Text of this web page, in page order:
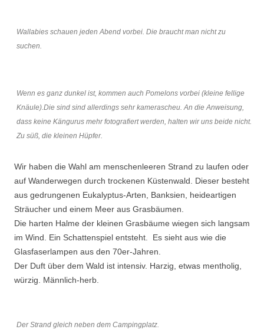
Wallabies schauen jeden Abend vorbei. Die braucht man nicht zu
suchen.
Wenn es ganz dunkel ist, kommen auch Pomelons vorbei (kleine fellige
Knäule).Die sind sind allerdings sehr kamerascheu. An die Anweisung,
dass keine Kängurus mehr fotografiert werden, halten wir uns beide nicht.
Zu süß, die kleinen Hüpfer.
Wir haben die Wahl am menschenleeren Strand zu laufen oder
auf Wanderwegen durch trockenen Küstenwald. Dieser besteht
aus gedrungenen Eukalyptus-Arten, Banksien, heideartigen
Sträucher und einem Meer aus Grasbäumen.
Die harten Halme der kleinen Grasbäume wiegen sich langsam
im Wind. Ein Schattenspiel entsteht. Es sieht aus wie die
Glasfaserlampen aus den 70er-Jahren.
Der Duft über dem Wald ist intensiv. Harzig, etwas mentholig,
würzig. Männlich-herb.
Der Strand gleich neben dem Campingplatz.